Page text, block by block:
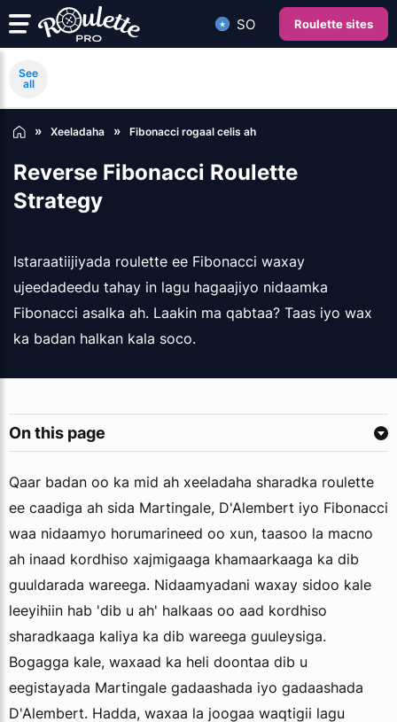
SO Roulette sites
See
all
Xeeladaha Fibonacci rogaal celis ah
Reverse Fibonacci Roulette
Strategy
Istaraatiijiyada roulette ee Fibonacci waxay
ujeedadeedu tahay in lagu hagaajiyo nidaamka
Fibonacci asalka ah. Laakin ma qabtaa? Taas iyo wax
ka badan halkan kala soco.
On this page
Qaar badan oo ka mid ah xeeladaha sharadka roulette
ee caadiga ah sida Martingale, D'Alembert iyo Fibonacci
waa nidaamyo horumarineed oo xun, taasoo la macno
ah inaad kordhiso xajmigaaga khamaarkaaga ka dib
guuldarada wareega. Nidaamyadani waxay sidoo kale
leeyihiin hab 'dib u ah' halkaas oo aad kordhiso
sharadkaaga kaliya ka dib wareega guuleysiga.
Bogagga kale, waxaad ka heli doontaa dib u
eegistayada Martingale gadaashada iyo gadaashada
D'Alembert. Hadda, waxaa la joogaa waqtigii lagu